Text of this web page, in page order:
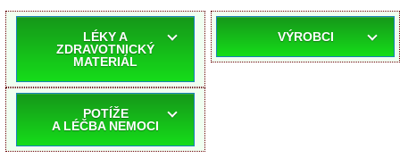
LÉKY A
ZDRAVOTNICKÝ
MATERIÁL
POTÍŽE
A LÉČBA NEMOCI
VÝROBCI